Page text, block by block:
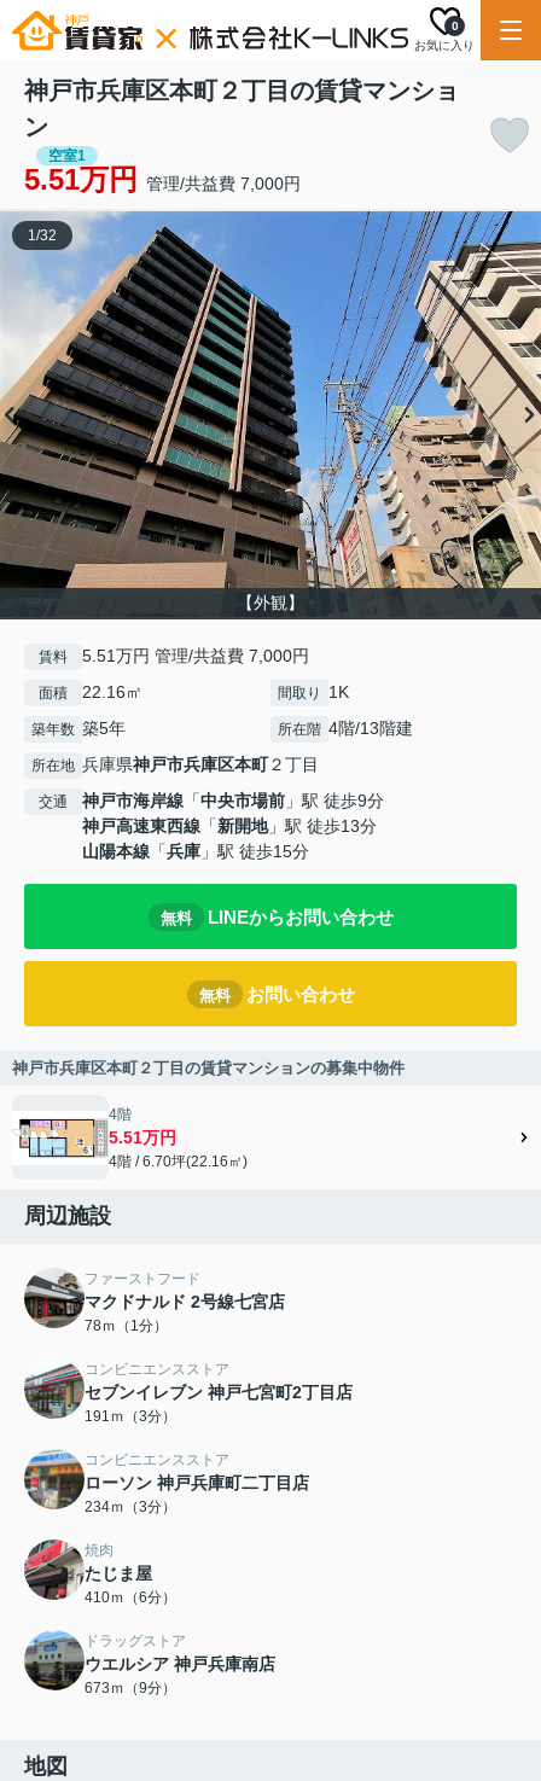
お気に入り
0
神戸市兵庫区本町２丁目の賃貸マンショ
ン
空室1
5.51万円 管理/共益費 7,000円
【外観】
1/32
賃料 5.51万円 管理/共益費 7,000円
面積 22.16㎡ 間取り 1K
築年数 築5年 所在階 4階/13階建
所在地 兵庫県神戸市兵庫区本町２丁目
交通 神戸市海岸線 「中央市場前 」駅 徒歩9分
神戸高速東西線 「新開地」駅 徒歩13分
山陽本線 「兵庫 」駅 徒歩15分
無料 LINEからお問い合わせ
無料 お問い合わせ
神戸市兵庫区本町２丁目の賃貸マンションの募集中物件
4階
5.51万円
4階 / 6.70坪(22.16㎡)
周辺施設
ファーストフード
マクドナルド 2号線七宮店
78ｍ（1分）
コンビニエンスストア
セブンイレブン 神戸七宮町2丁目店
191ｍ（3分）
コンビニエンスストア
ローソン 神戸兵庫町二丁目店
234ｍ（3分）
焼肉
たじま屋
410ｍ（6分）
ドラッグストア
ウエルシア 神戸兵庫南店
673ｍ（9分）
地図